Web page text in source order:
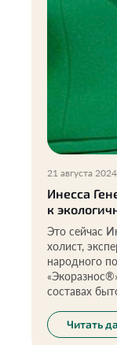
21 августа 2024
Инесса
к
Это сейчас
холист,
народного
составах
сыну
переход на
Читать